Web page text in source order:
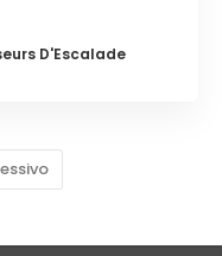
D'Escalade